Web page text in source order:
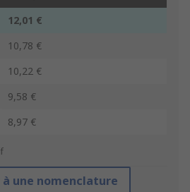
12,01 €
10,78 €
10,22 €
9,58 €
8,97 €
une nomenclature